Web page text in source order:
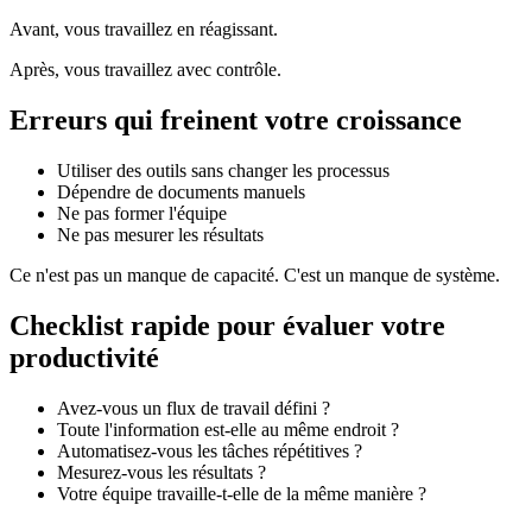
Avant, vous travaillez en réagissant.
Après, vous travaillez avec contrôle.
Erreurs qui freinent votre croissance
Utiliser des outils sans changer les processus
Dépendre de documents manuels
Ne pas former l'équipe
Ne pas mesurer les résultats
Ce n'est pas un manque de capacité. C'est un manque de système.
Checklist rapide pour évaluer votre
productivité
Avez-vous un flux de travail défini ?
Toute l'information est-elle au même endroit ?
Automatisez-vous les tâches répétitives ?
Mesurez-vous les résultats ?
Votre équipe travaille-t-elle de la même manière ?